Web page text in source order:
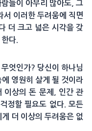
들이 아무리 많아도, 그
서 이러한 두려움에 직면
더 크고 넓은 시각을 갖
다.
엇인가? 당신이 하나님
영원히 살게 될 것이라
상의 돈 문제, 인간 관
정할 필요도 없다. 모든
더 이상의 두려움은 없